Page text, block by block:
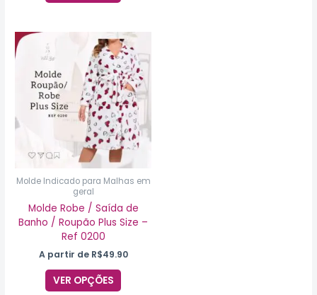
Molde Indicado para Malhas em
geral
Molde Robe / Saída de
Banho / Roupão Plus Size –
Ref 0200
A partir de R$49.90
VER OPÇÕES
Este
produto
tem
várias
variantes.
As
opções
podem
ser
escolhidas
na
do
produto